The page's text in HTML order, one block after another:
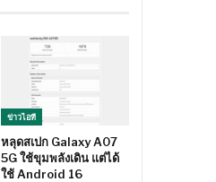
ข่าวไอที
หลุดสเปก Galaxy A07
5G ใช้ขุมพลังเดิน แต่ได้
ใช้ Android 16